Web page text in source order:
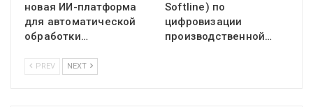
новая ИИ-платформа
для автоматической
обработки…
Softline) по
цифровизации
производственной…
PREV NEXT